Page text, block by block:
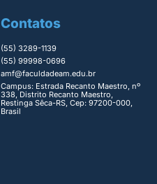
Contatos
(55) 3289-1139
(55) 99998-0696
amf@faculdadeam.edu.br
Campus: Estrada Recanto Maestro, nº
338, Distrito Recanto Maestro,
Restinga Sêca-RS, Cep: 97200-000,
Brasil